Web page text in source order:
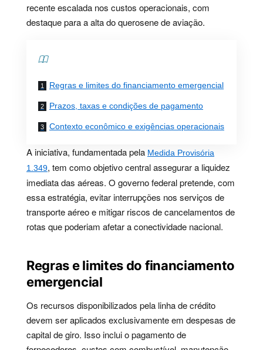
recente escalada nos custos operacionais, com
destaque para a alta do querosene de aviação.
Regras e limites do financiamento emergencial
Prazos, taxas e condições de pagamento
Contexto econômico e exigências operacionais
A iniciativa, fundamentada pela Medida Provisória
1.349, tem como objetivo central assegurar a liquidez
imediata das aéreas. O governo federal pretende, com
essa estratégia, evitar interrupções nos serviços de
transporte aéreo e mitigar riscos de cancelamentos de
rotas que poderiam afetar a conectividade nacional.
Regras e limites do financiamento
emergencial
Os recursos disponibilizados pela linha de crédito
devem ser aplicados exclusivamente em despesas de
capital de giro. Isso inclui o pagamento de